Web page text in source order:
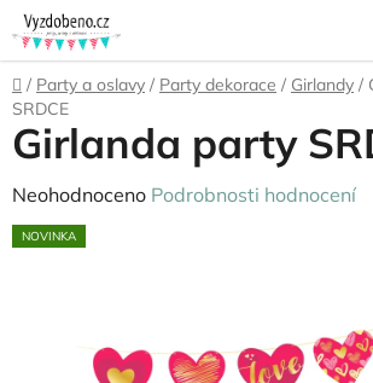
Přejít
na
obsah
Domů
/ Party a oslavy / Party dekorace / Girlandy /
SRDCE
Girlanda party
Průměrné
hodnocení
Neohodnoceno Podrobnosti hodnocení
NOVINKA